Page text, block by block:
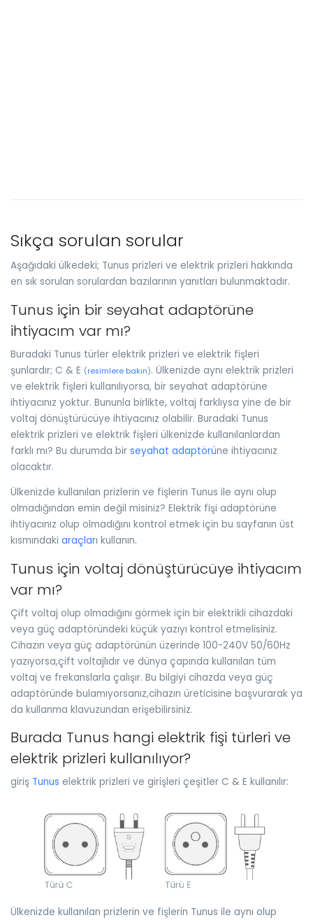
Sıkça sorulan sorular
Aşağıdaki ülkedeki; Tunus prizleri ve elektrik prizleri hakkında
en sık sorulan sorulardan bazılarının yanıtları bulunmaktadır.
Tunus için bir seyahat adaptörüne
ihtiyacım var mı?
Buradaki Tunus türler elektrik prizleri ve elektrik fişleri
şunlardır; C & E (resimlere bakın). Ülkenizde aynı elektrik prizleri
ve elektrik fişleri kullanılıyorsa, bir seyahat adaptörüne
ihtiyacınız yoktur. Bununla birlikte, voltaj farklıysa yine de bir
voltaj dönüştürücüye ihtiyacınız olabilir. Buradaki Tunus
elektrik prizleri ve elektrik fişleri ülkenizde kullanılanlardan
farklı mı? Bu durumda bir seyahat adaptörüne ihtiyacınız
olacaktır.
Ülkenizde kullanılan prizlerin ve fişlerin Tunus ile aynı olup
olmadığından emin değil misiniz? Elektrik fişi adaptörüne
ihtiyacınız olup olmadığını kontrol etmek için bu sayfanın üst
kısmındaki araçları kullanın.
Tunus için voltaj dönüştürücüye ihtiyacım
var mı?
Çift voltaj olup olmadığını görmek için bir elektrikli cihazdaki
veya güç adaptöründeki küçük yazıyı kontrol etmelisiniz.
Cihazın veya güç adaptörünün üzerinde 100-240V 50/60Hz
yazıyorsa,çift voltajlıdır ve dünya çapında kullanılan tüm
voltaj ve frekanslarla çalışır. Bu bilgiyi cihazda veya güç
adaptöründe bulamıyorsanız,cihazın üreticisine başvurarak ya
da kullanma klavuzundan erişebilirsiniz.
Burada Tunus hangi elektrik fişi türleri ve
elektrik prizleri kullanılıyor?
giriş Tunus elektrik prizleri ve girişleri çeşitler C & E kullanılır:
Ülkenizde kullanılan prizlerin ve fişlerin Tunus ile aynı olup